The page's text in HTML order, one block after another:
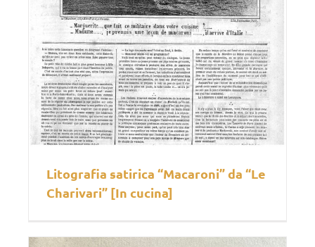
Litografia satirica “Macaroni” da “Le
Charivari” [In cucina]